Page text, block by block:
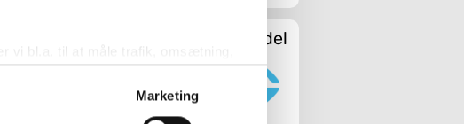
Marketing
Sikker handel